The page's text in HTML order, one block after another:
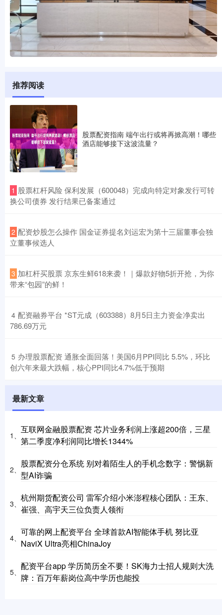
推荐阅读
股票配资指南 端午出行或将再掀高潮！哪些
酒店能够接下这波流量？
1 ​股票杠杆风险 保利发展（600048）完成向特定对象发行可转
换公司债券 发行结果已备案通过
2 ​配资炒股怎么操作 国金证券提名刘运宏为第十三届董事会独
立董事候选人
3 ​加杠杆买股票 京东生鲜618来袭！｜爆款好物5折开抢，为你
带来“包园”的鲜！
4 ​配资融券平台 *ST元成（603388）8月5日主力资金净卖出
786.69万元
5 ​办理股票配资 通胀全面回落！美国6月PPI同比 5.5%，环比
创六年来最大跌幅，核心PPI同比4.7%低于预期
最新文章
1、
互联网金融股票配资 芯片业务利润上涨超200倍，三星
第二季度净利润同比增长1344%
2、
股票配资分仓系统 别对着陌生人的手机念数字：警惕新
型AI诈骗
3、
杭州期货配资公司 雷军介绍小米澎程核心团队：王东、
崔强、高宇天三位负责人领衔
4、
可靠的网上配资平台 全球首款AI智能体手机 努比亚
NaviX Ultra亮相ChinaJoy
5、
配资平台app 学历简历全不要！SK海力士招人规则大洗
牌：百万年薪岗位高中学历也能投